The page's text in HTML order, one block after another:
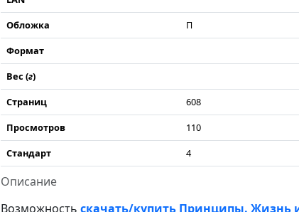
Обложка
П
Формат
Вес (г)
Страниц
608
Просмотров
110
Стандарт
4
Описание
Возможность скачать/купить Принципы. Жизнь